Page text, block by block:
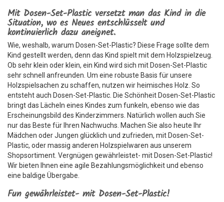
Mit Dosen-Set-Plastic versetzt man das Kind in die
Situation, wo es Neues entschlüsselt und
kontinuierlich dazu aneignet.
Wie, weshalb, warum Dosen-Set-Plastic? Diese Frage sollte dem
Kind gestellt werden, denn das Kind spielt mit dem Holzspielzeug.
Ob sehr klein oder klein, ein Kind wird sich mit Dosen-Set-Plastic
sehr schnell anfreunden. Um eine robuste Basis für unsere
Holzspielsachen zu schaffen, nutzen wir heimisches Holz. So
entsteht auch Dosen-Set-Plastic. Die Schönheit Dosen-Set-Plastic
bringt das Lächeln eines Kindes zum funkeln, ebenso wie das
Erscheinungsbild des Kinderzimmers. Natürlich wollen auch Sie
nur das Beste für Ihren Nachwuchs. Machen Sie also heute Ihr
Mädchen oder Jungen glücklich und zufrieden, mit Dosen-Set-
Plastic, oder massig anderen Holzspielwaren aus unserem
Shopsortiment. Vergnügen gewährleistet- mit Dosen-Set-Plastic!
Wir bieten Ihnen eine agile Bezahlungsmöglichkeit und ebenso
eine baldige Übergabe.
Fun gewährleistet- mit Dosen-Set-Plastic!